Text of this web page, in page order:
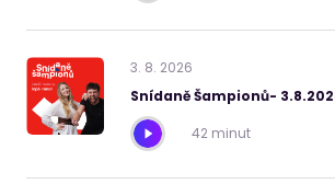
3. 8. 2026
Snídaně Šampionů-
42 minut